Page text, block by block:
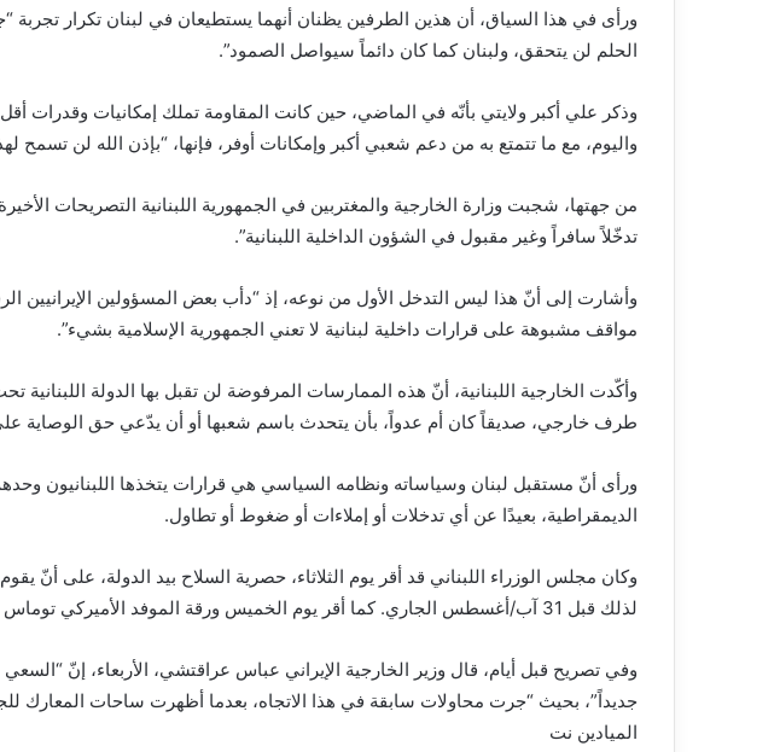
ورأى في هذا السياق، أن هذين الطرفين يظنان أنهما يستطيعان في لبنان تكرار تجربة
الحلم لن يتحقق، ولبنان كما كان دائماً سيواصل الصمود”.
وذكر علي أكبر ولايتي بأنّه في الماضي، حين كانت المقاومة تملك إمكانيات وقدرات
واليوم، مع ما تتمتع به من دعم شعبي أكبر وإمكانات أوفر، فإنها، “بإذن الله لن تسمح
من جهتها، شجبت وزارة الخارجية والمغتربين في الجمهورية اللبنانية التصريحات
تدخّلاً سافراً وغير مقبول في الشؤون الداخلية اللبنانية”.
وأشارت إلى أنّ هذا ليس التدخل الأول من نوعه، إذ “دأب بعض المسؤولين الإيرانيين
مواقف مشبوهة على قرارات داخلية لبنانية لا تعني الجمهورية الإسلامية بشيء”.
وأكّدت الخارجية اللبنانية، أنّ هذه الممارسات المرفوضة لن تقبل بها الدولة
طرف خارجي، صديقاً كان أم عدواً، بأن يتحدث باسم شعبها أو أن يدّعي حق الوصاية على
ورأى أنّ مستقبل لبنان وسياساته ونظامه السياسي هي قرارات يتخذها اللبنانيون
الديمقراطية، بعيدًا عن أي تدخلات أو إملاءات أو ضغوط أو تطاول.
وكان مجلس الوزراء اللبناني قد أقر يوم الثلاثاء، حصرية السلاح بيد الدولة، على أنّ
لذلك قبل 31 آب/أغسطس الجاري. كما أقر يوم الخميس ورقة الموفد الأميركي توماس برّاك.
وفي تصريح قبل أيام، قال وزير الخارجية الإيراني عباس عراقتشي، الأربعاء، إنّ
جديداً”، بحيث “جرت محاولات سابقة في هذا الاتجاه، بعدما أظهرت ساحات المعارك
الميادين نت